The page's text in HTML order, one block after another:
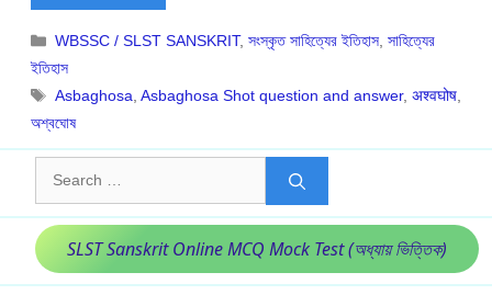
Categories
WBSSC / SLST SANSKRIT,সংস্কৃত সাহিত্যের ইতিহাস ,সাহিত্যের
ইতিহাস
Tags
Asbaghosa ,Asbaghosa Shot question and answer,अश्वघोष
অশ্বঘোষ
for:
SLST Sanskrit Online MCQ Mock Test (অধ্যায় ভিত্তিক)